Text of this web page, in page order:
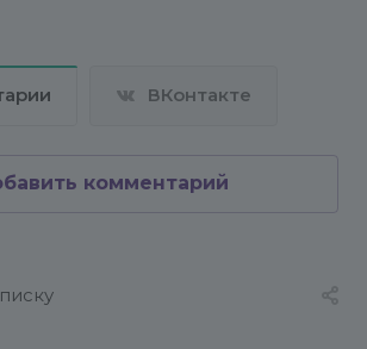
ВКонтакте
комментарий